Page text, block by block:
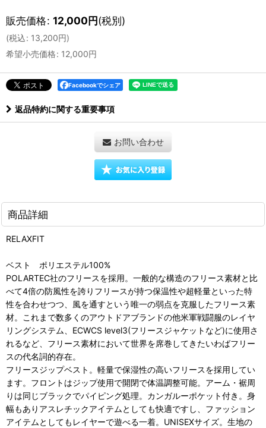
販売価格: 12,000円(税別)
(税込: 13,200円)
希望小売価格: 12,000円
Facebookでシェア
返品特約に関する重要事項
お問い合わせ
商品詳細
RELAXFIT
ベスト ポリエステル100%
POLARTEC社のフリースを採用。一般的な構造のフリース素材と比
べて4倍の防風性を誇りフリースが持つ保温性や超軽量といった特
性を合わせつつ、風を通すという唯一の弱点を克服したフリース素
材。これまで数多くのアウトドアブランドの他米軍戦闘服のレイヤ
リングシステム、ECWCS level3(フリースジャケットなど)に使用さ
れるなど、フリース素材において世界を席巻してきたいわばフリー
スの代名詞的存在。
フリースジップベスト。軽量で保湿性の高いフリースを採用してい
ます。フロントはジップ使用で開閉で体温調整可能。アーム・裾周
りは同じブラックでパイピング処理。カンガルーポケット付き。身
幅もありアスレチックアイテムとしても快適ですし、ファッション
アイテムとしてもレイヤーで遊べる一着。UNISEXサイズ。生地の